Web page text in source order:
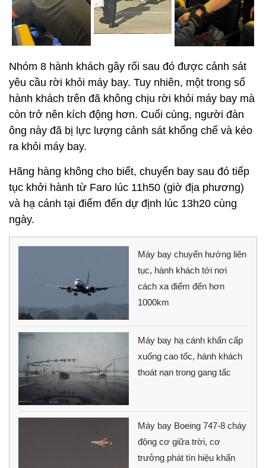
Nhóm 8 hành khách gây rối sau đó được cảnh sát
yêu cầu rời khỏi máy bay. Tuy nhiên, một trong số
hành khách trên đã không chịu rời khỏi máy bay mà
còn trở nên kích động hơn. Cuối cùng, người đàn
ông này đã bị lực lượng cảnh sát khống chế và kéo
ra khỏi máy bay.
Hãng hàng không cho biết, chuyến bay sau đó tiếp
tục khởi hành từ Faro lúc 11h50 (giờ địa phương)
và hạ cánh tại điểm đến dự định lúc 13h20 cùng
ngày.
Máy bay chuyển hướng liên
tục, hành khách tới nơi
cách xa điểm đến hơn
1000km
Máy bay hạ cánh khẩn cấp
xuống cao tốc, hành khách
thoát nạn trong gang tấc
Máy bay Boeing 747-8 cháy
động cơ giữa trời, cơ
trưởng phát tín hiệu khẩn